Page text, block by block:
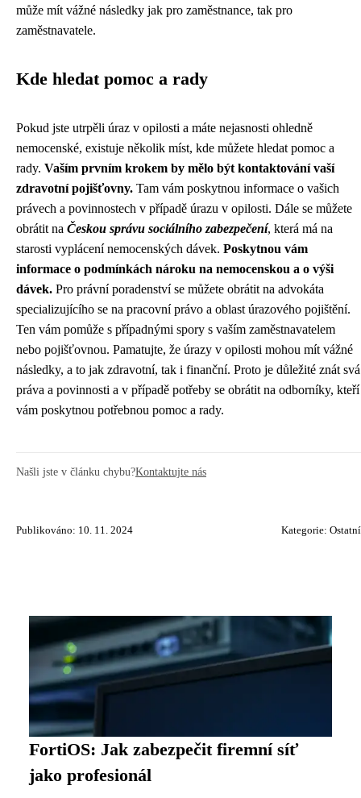
může mít vážné následky jak pro zaměstnance, tak pro
zaměstnavatele.
Kde hledat pomoc a rady
Pokud jste utrpěli úraz v opilosti a máte nejasnosti ohledně
nemocenské, existuje několik míst, kde můžete hledat pomoc a
rady. Vaším prvním krokem by mělo být kontaktování vaší
zdravotní pojišťovny. Tam vám poskytnou informace o vašich
právech a povinnostech v případě úrazu v opilosti. Dále se můžete
obrátit na Českou správu sociálního zabezpečení, která má na
starosti vyplácení nemocenských dávek. Poskytnou vám
informace o podmínkách nároku na nemocenskou a o výši
dávek. Pro právní poradenství se můžete obrátit na advokáta
specializujícího se na pracovní právo a oblast úrazového pojištění.
Ten vám pomůže s případnými spory s vaším zaměstnavatelem
nebo pojišťovnou. Pamatujte, že úrazy v opilosti mohou mít vážné
následky, a to jak zdravotní, tak i finanční. Proto je důležité znát svá
práva a povinnosti a v případě potřeby se obrátit na odborníky, kteří
vám poskytnou potřebnou pomoc a rady.
Našli jste v článku chybu?Kontaktujte nás
Publikováno: 10. 11. 2024 Kategorie: Ostatní
FortiOS: Jak zabezpečit firemní síť
jako profesionál